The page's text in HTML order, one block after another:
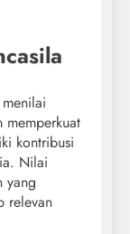
memperkuat
kontribusi
Nilai
yang
relevan